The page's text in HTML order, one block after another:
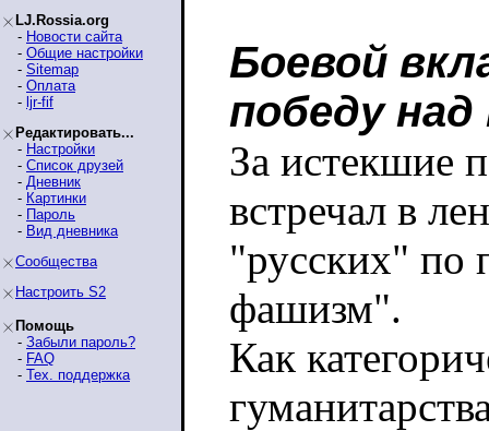
LJ.Rossia.org
- Новости сайта
- Общие настройки
- Sitemap
- Оплата
- ljr-fif
Редактировать...
- Настройки
- Список друзей
- Дневник
- Картинки
- Пароль
- Вид дневника
Сообщества
Настроить S2
Помощь
- Забыли пароль?
- FAQ
- Тех. поддержка
Боевой
победу
За истекшие
встречал в
"русских" по
фашизм".
Как